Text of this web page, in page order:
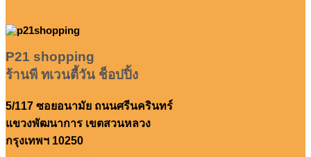
P21 shopping
ร้านพี ทเวนตี้วัน ช็อปปิ้ง
5/117 ซอยอนามัย ถนนศรีนครินทร์
แขวงพัฒนาการ เขตสวนหลวง
กรุงเทพฯ 10250